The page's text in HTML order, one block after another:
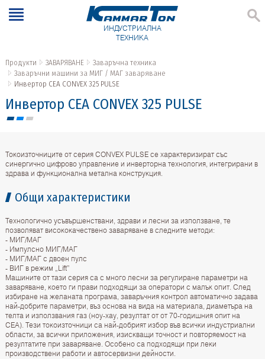
ИНДУСТРИАЛНА
ТЕХНИКА
Продукти ЗАВАРЯВАНЕ
Заваръчна техника
Заваръчни машини за МИГ / МАГ заваряване
Инвертор CEA CONVEX 325 PULSE
Инвертор CEA CONVEX 325 PULSE
Токоизточниците от серия CONVEX PULSE се характеризират със
синергично цифрово управление и инверторна технология, интегрирани в
здрава и функционална метална конструкция.
Общи характеристики
Технологично усъвършенствани, здрави и лесни за използване, те
позволяват висококачествено заваряване в следните методи:
- МИГ/МАГ
- Импулсно МИГ/МАГ
- МИГ/МАГ с двоен пулс
- ВИГ в режим „Lift”
Машините от тази серия са с много лесни за регулиране параметри на
заваряване, което ги прави подходящи за оператори с малък опит. След
избиране на желаната програма, заваръчния контрол автоматично задава
най-добрите параметри, въз основа на вида на материала, диаметъра на
телта и използвания газ (ноу-хау, резултат от от 70-годишния опит на
CEA). Тези токоизточници са най-добрият избор във всички индустриални
области, за всички приложения, изискващи точност и повторяемост на
резултатите при заваряване. Особено са подходящи при леки
производствени работи и автосервизни дейности.